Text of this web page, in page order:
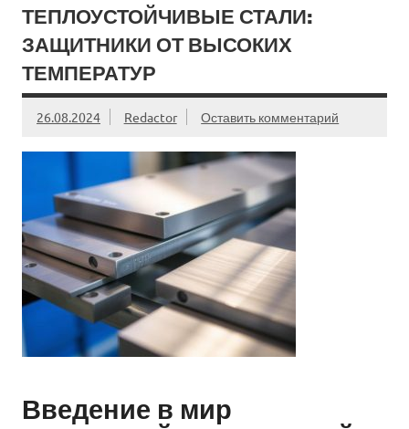
ТЕПЛОУСТОЙЧИВЫЕ СТАЛИ:
ЗАЩИТНИКИ ОТ ВЫСОКИХ
ТЕМПЕРАТУР
26.08.2024 Redactor Оставить комментарий
Введение в мир